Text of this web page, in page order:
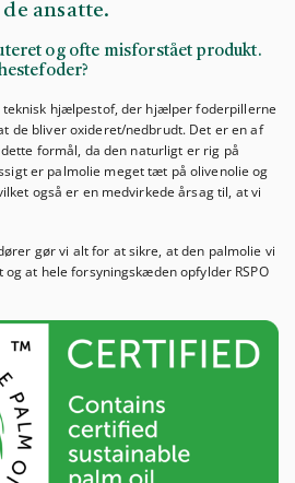
ansatte.
og ofte misforstået produkt.
teknisk hjælpestof, der hjælper foderpillerne
de bliver oxideret/nedbrudt. Det er en af
formål, da den naturligt er rig på
er palmolie meget tæt på olivenolie og
også er en medvirkede årsag til, at vi
gør vi alt for at sikre, at den palmolie vi
og at hele forsyningskæden opfylder RSPO